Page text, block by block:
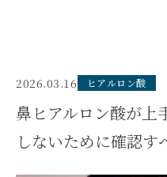
2026.03.16 ヒアルロン酸
鼻ヒアルロン酸が上
しないために確認す